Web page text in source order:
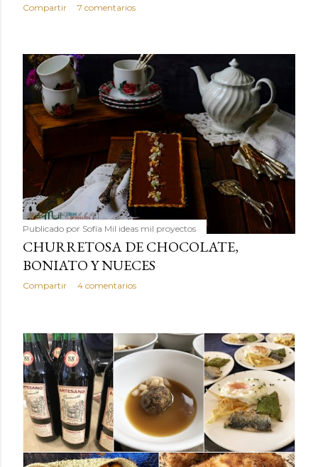
Compartir 7 comentarios
Publicado por Sofía Mil ideas mil proyectos
CHURRETOSA DE CHOCOLATE,
BONIATO Y NUECES
Compartir 4 comentarios